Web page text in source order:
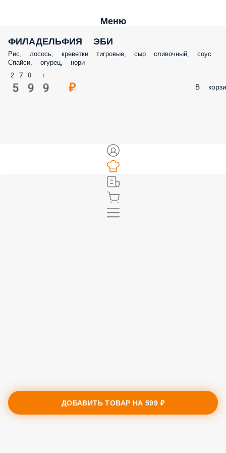
Меню
ФИЛАДЕЛЬФИЯ ЭБИ
Рис, лосось, креветки тигровые, сыр сливочный, соус
Спайси, огурец, нори
270 г.
599 ₽ В
ДОБАВИТЬ ТОВАР НА599 ₽